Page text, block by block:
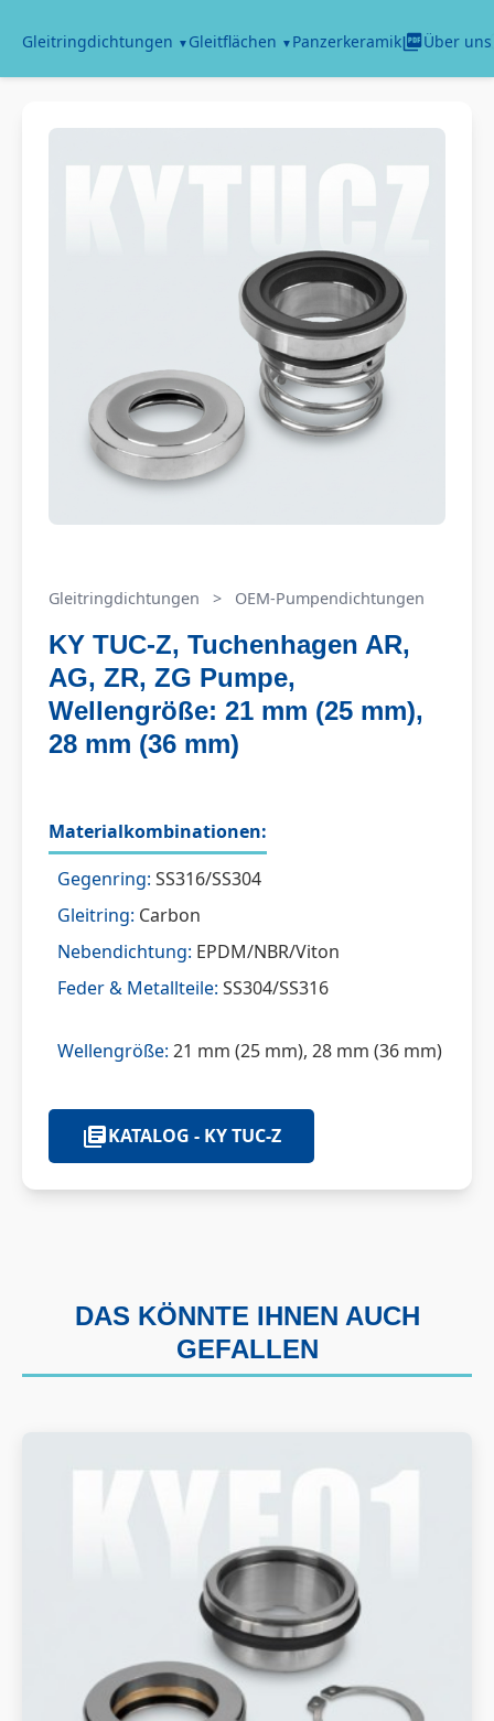
Gleitringdichtungen Gleitflächen Panzerkeramik Über uns
Gleitringdichtungen > OEM-Pumpendichtungen
KY TUC-Z, Tuchenhagen AR,
AG, ZR, ZG Pumpe,
Wellengröße: 21 mm (25 mm),
28 mm (36 mm)
Materialkombinationen:
Gegenring: SS316/SS304
Gleitring: Carbon
Nebendichtung: EPDM/NBR/Viton
Feder & Metallteile: SS304/SS316
Wellengröße: 21 mm (25 mm), 28 mm (36 mm)
KATALOG - KY TUC-Z
DAS KÖNNTE IHNEN AUCH
GEFALLEN